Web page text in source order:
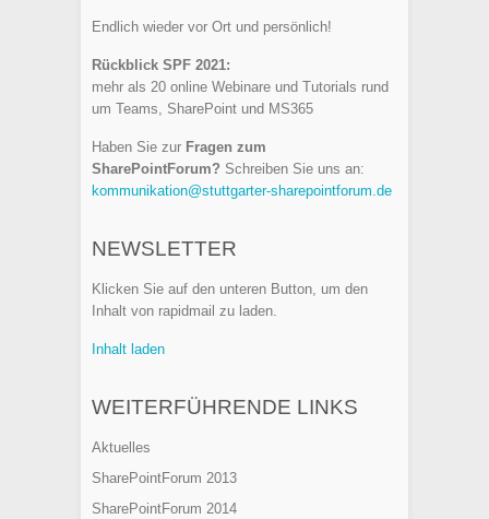
Endlich wieder vor Ort und persönlich!
Rückblick SPF 2021:
mehr als 20 online Webinare und Tutorials rund
um Teams, SharePoint und MS365
Haben Sie zur Fragen zum
SharePointForum? Schreiben Sie uns an:
kommunikation@stuttgarter-sharepointforum.de
NEWSLETTER
Klicken Sie auf den unteren Button, um den
Inhalt von rapidmail zu laden.
Inhalt laden
WEITERFÜHRENDE LINKS
Aktuelles
SharePointForum 2013
SharePointForum 2014